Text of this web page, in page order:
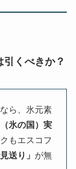
引くべきか？
ら、氷元素
氷の国）実
もエスコフ
送り」 が無